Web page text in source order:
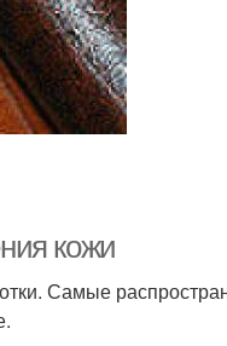
кожи
Самые